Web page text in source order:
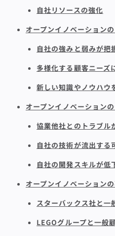
自社リソースの強化
オープンイノベーション
自社の強みと弱みが把
多様化する顧客ニーズ
新しい知識やノウハウ
オープンイノベーション
協業他社とのトラブル
自社の技術が流出する
自社の開発スキルが低
オープンイノベーション
スターバックス社と一
LEGOグループと一般